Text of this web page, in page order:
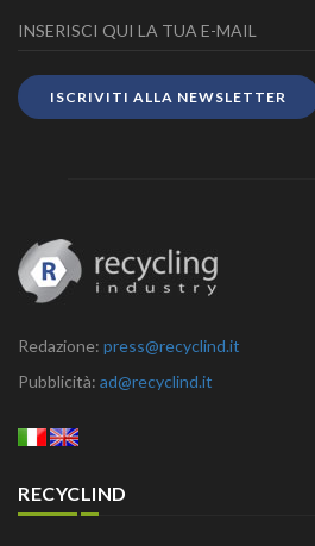
ISCRIVITI ALLA NEWSLETTER
Redazione: press@recyclind.it
Pubblicità: ad@recyclind.it
RECYCLIND